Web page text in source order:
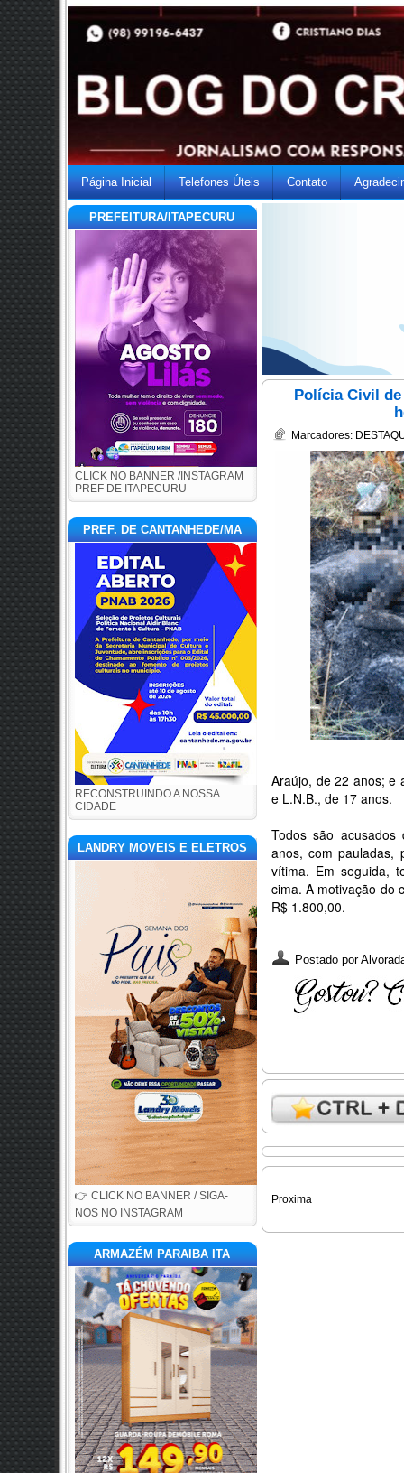
Página Inicial Telefones Úteis Contato
PREFEITURA/ITAPECURU
CLICK NO BANNER /INSTAGRAM
PREF DE ITAPECURU
PREF. DE CANTANHEDE/MA
RECONSTRUINDO A NOSSA
CIDADE
LANDRY MOVEIS E ELETROS
👉 CLICK NO BANNER / SIGA-
NOS NO INSTAGRAM
ARMAZÉM PARAIBA ITA
Polícia Civil
Marcadores:
Araújo, de 22 anos; e
e L.N.B., de 17 anos.
Todos são
anos, com pauladas,
vítima. Em seguida,
cima. A motivação do
R$ 1.800,00.
Postado por
Proxima